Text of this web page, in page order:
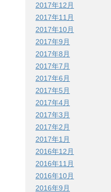
2017年12月
2017年11月
2017年10月
2017年9月
2017年8月
2017年7月
2017年6月
2017年5月
2017年4月
2017年3月
2017年2月
2017年1月
2016年12月
2016年11月
2016年10月
2016年9月